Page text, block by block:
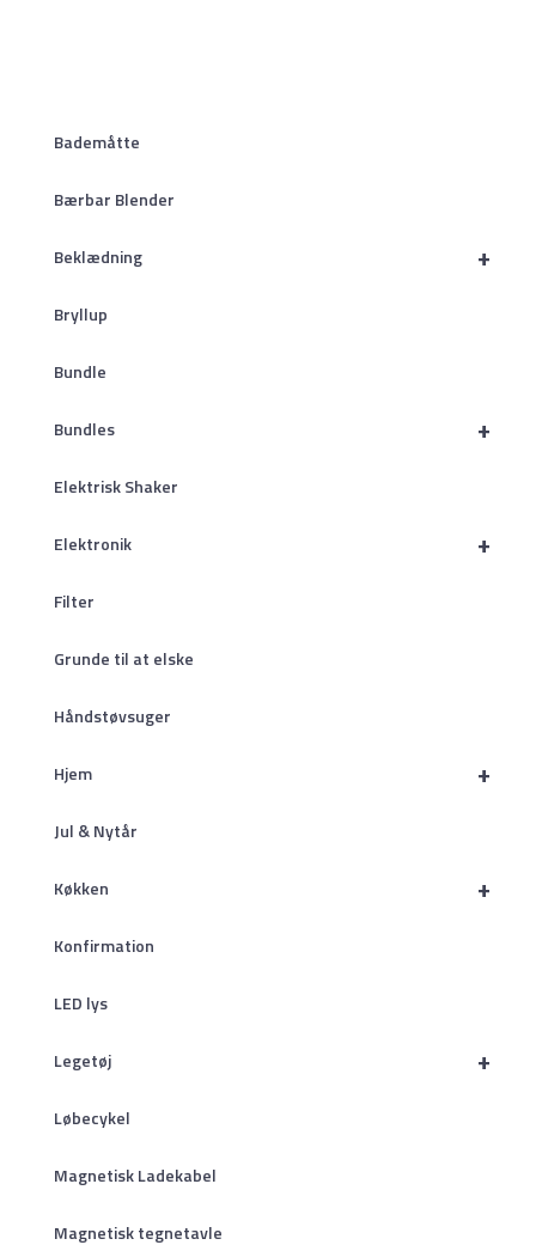
Bademåtte
Bærbar Blender
+
Beklædning
Bryllup
Bundle
+
Bundles
Elektrisk Shaker
+
Elektronik
Filter
Grunde til at elske
Håndstøvsuger
+
Hjem
Jul & Nytår
+
Køkken
Konfirmation
LED lys
+
Legetøj
Løbecykel
Magnetisk Ladekabel
Magnetisk tegnetavle